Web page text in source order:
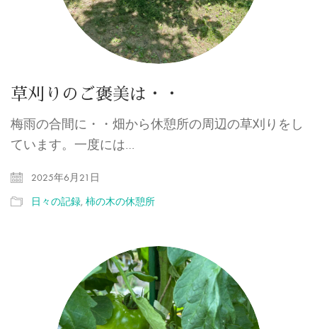
草刈りのご褒美は・・
梅雨の合間に・・畑から休憩所の周辺の草刈りをし
ています。一度には…
2025年6月21日
日々の記録, 柿の木の休憩所